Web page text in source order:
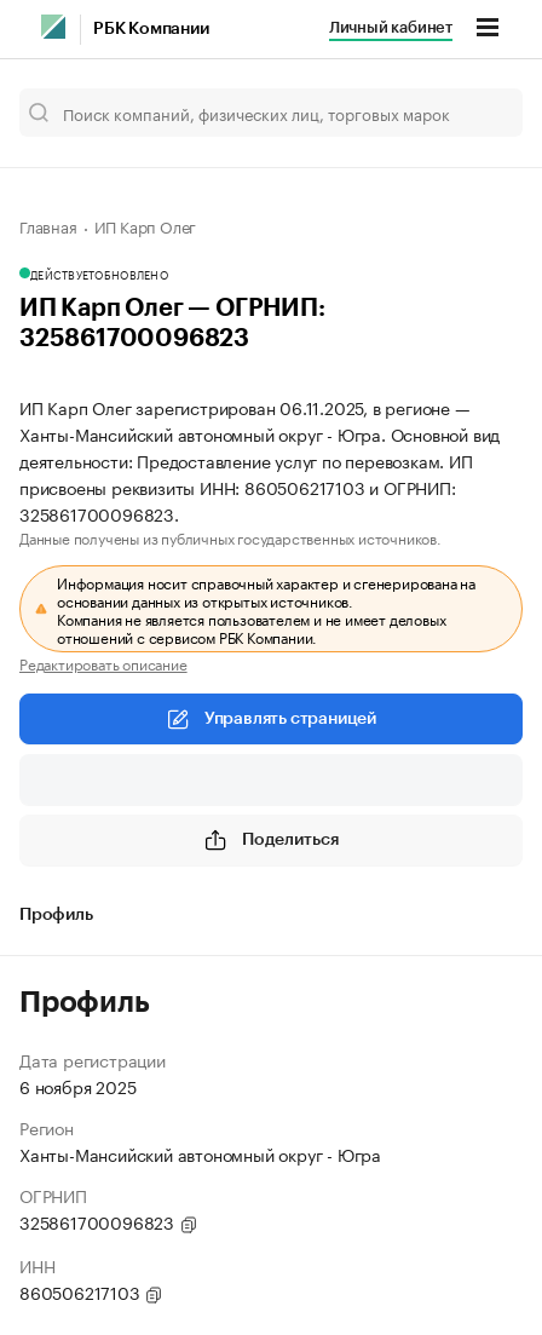
РБК Компании Личный кабинет
Главная ИП Карп Олег
ДЕЙСТВУЕТОБНОВЛЕНО
ИП Карп Олег — ОГРНИП:
325861700096823
ИП Карп Олег зарегистрирован 06.11.2025, в регионе —
Ханты-Мансийский автономный округ - Югра. Основной вид
деятельности: Предоставление услуг по перевозкам. ИП
присвоены реквизиты ИНН: 860506217103 и ОГРНИП:
325861700096823.
Данные получены из публичных государственных источников.
Информация носит справочный характер и сгенерирована на
основании данных из открытых источников.
Компания не является пользователем и не имеет деловых
отношений с сервисом РБК Компании.
Редактировать описание
Управлять страницей
Поделиться
Профиль
Профиль
Дата регистрации
6 ноября 2025
Регион
Ханты-Мансийский автономный округ - Югра
ОГРНИП
325861700096823
ИНН
860506217103